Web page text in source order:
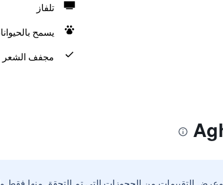
تلفاز
يسمح
مجفف الشعر